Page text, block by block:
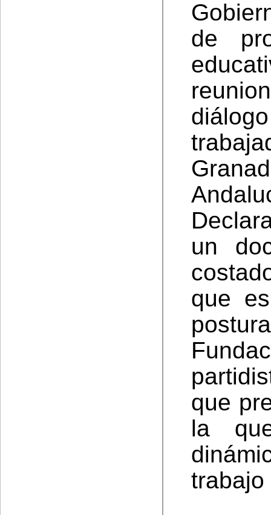
de
un
que
que
la
trabajo